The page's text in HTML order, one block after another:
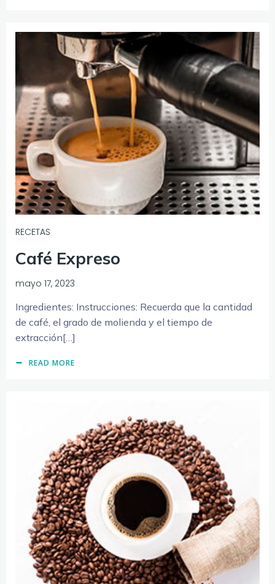
RECETAS
Café Expreso
mayo 17, 2023
Ingredientes: Instrucciones: Recuerda que la cantidad
de café, el grado de molienda y el tiempo de
extracción[…]
READ MORE